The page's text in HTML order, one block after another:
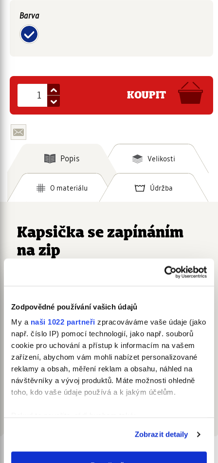
Zodpovědné používání vašich údajů
My a naši 1022 partneři zpracováváme vaše údaje (jako
např. číslo IP) pomocí technologií, jako např. souborů
cookie pro uchování a přístup k informacím na vašem
zařízení, abychom vám mohli nabízet personalizované
reklamy a obsah, měření reklam a obsahu, náhled na
návštěvníky a vývoj produktů. Máte možnosti ohledně
toho, kdo vaše údaje používá a k jakým účelům.
poloze, které mohou být přesné na několik metrů
Identifikovali vaše zařízení pomocí aktivního
Zobrazit detaily
Barva
KOUPIT
Popis Velikosti
O materiálu Údržba
Kapsička se zapínáním
na zip
Softshellová kapsičkas otvorem na boku pro vytahování
sáčků/pytlíků na psí exkrementy –praktický doplněk
pro
venčení vašeho čtyřnohého parťáka!
Kapsu s kovovou karabinkou lze jednoduše připnout na
vodítko, kabelku, batoh nebo poutko u kalhot. Díky
textilním poutkům se dá také navléknout na opasek.
Uzavírá se pomocí zipu.
Související produkty